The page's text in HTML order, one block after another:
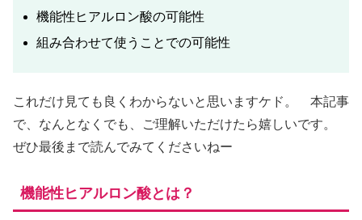
機能性ヒアルロン酸の可能性
組み合わせて使うことでの可能性
これだけ見ても良くわからないと思いますケド。 本記事
で、なんとなくでも、ご理解いただけたら嬉しいです。
ぜひ最後まで読んでみてくださいねー
機能性ヒアルロン酸とは？